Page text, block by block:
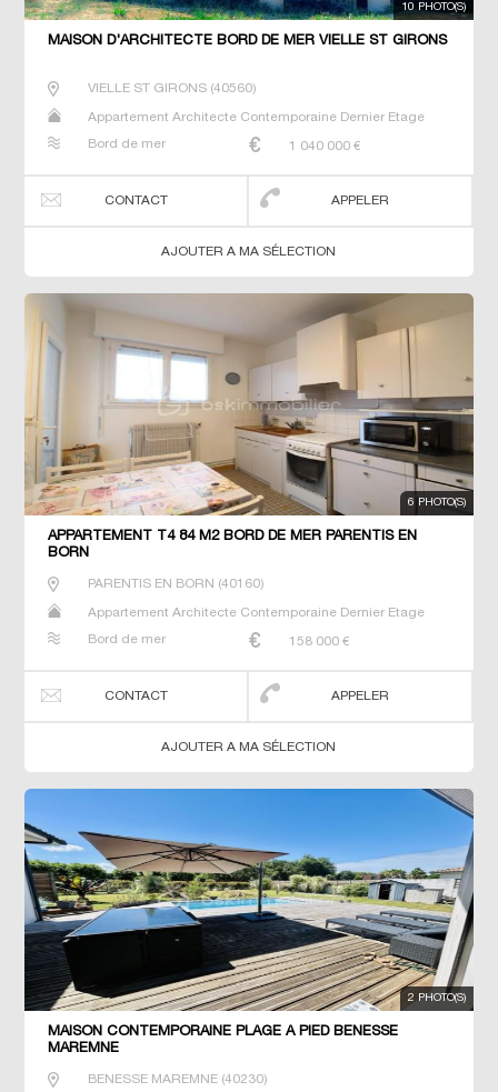
10 PHOTO(S)
MAISON D'ARCHITECTE BORD DE MER VIELLE ST GIRONS
VIELLE ST GIRONS(40560)
Appartement Architecte Contemporaine Dernier Etage
Bord de mer
1 040 000 €
CONTACT APPELER
AJOUTER A MA SÉLECTION
6 PHOTO(S)
APPARTEMENT T4 84 M2 BORD DE MER PARENTIS EN
BORN
PARENTIS EN BORN (40160)
Appartement Architecte Contemporaine Dernier Etage
Bord de mer
158 000 €
CONTACT APPELER
AJOUTER A MA SÉLECTION
2 PHOTO(S)
MAISON CONTEMPORAINE PLAGE À PIED BENESSE
MAREMNE
BENESSE MAREMNE(40230)